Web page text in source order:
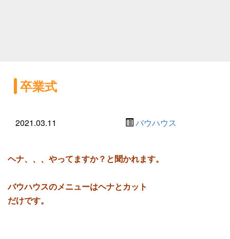
卒業式
2021.03.11 バウハウス
ヘナ、、、やってますか？と聞かれます。
バウハウスのメニューはヘナとカット
だけです。